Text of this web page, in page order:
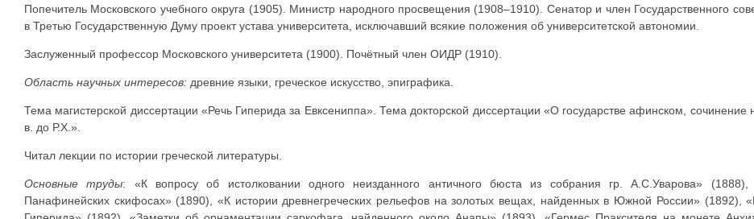
Попечитель Московского учебного округа (1905). Министр народного просвещения (1908–1910). Сенатор и член Государственного
в Третью Государственную Думу проект устава университета, исключавший всякие положения об университетской автономии.
Заслуженный профессор Московского университета (1900). Почётный член ОИДР (1910).
Область научных интересов: древние языки, греческое искусство, эпиграфика.
Тема магистерской диссертации «Речь Гиперида за Евксениппа». Тема докторской диссертации «О государстве афинском, сочинение
в. до Р.Х.».
Читал лекции по истории греческой литературы.
Основные труды: «К вопросу об истолковании одного неизданного античного бюста из собрания гр. А.С.Уварова»
Панафинейских скифосах» (1890), «К истории древнегреческих рельефов на золотых вещах, найденных в Южной России» (1892),